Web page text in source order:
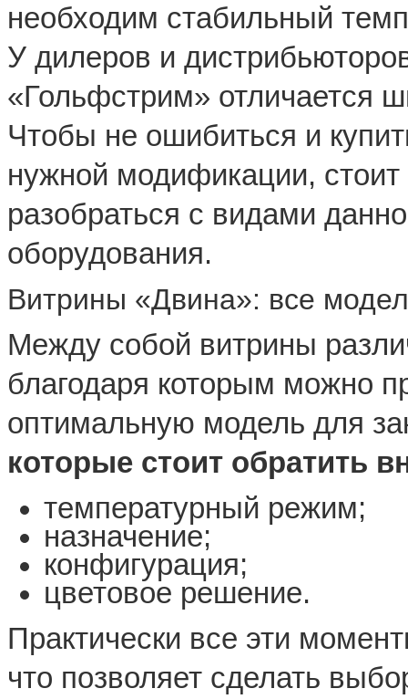
необходим стабильный
У дилеров и
«Гольфстрим» отличается
Чтобы не ошибиться и
нужной модификации,
разобраться с видами
оборудования.
Витрины «Двина»: все
Между собой витрины
благодаря которым можно
оптимальную модель для
которые стоит обратить
температурный режим;
назначение;
конфигурация;
цветовое решение.
Практически все эти
что позволяет сделать